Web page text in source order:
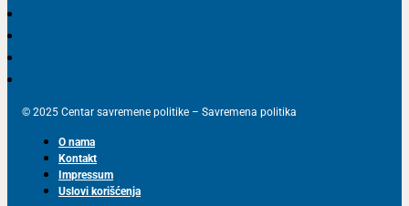
© 2025 Centar savremene politike – Savremena politika
O nama
Kontakt
Impressum
Uslovi korišćenja